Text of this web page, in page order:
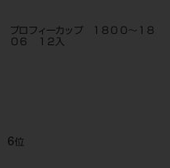
プロフィーカップ １８００～１８
０６ １２入
6位